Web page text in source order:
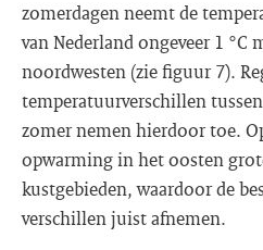
zomerdagen neemt de
van Nederland ongeveer 1 °C
noordwesten (zie figuur 7).
temperatuurverschillen
zomer nemen hierdoor toe.
opwarming in het oosten
kustgebieden, waardoor de
verschillen juist afnemen.